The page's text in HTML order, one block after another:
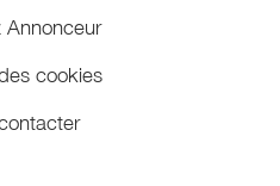
Annonceur
cookies